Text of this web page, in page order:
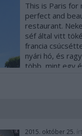
This is Paris for
perfect and
restaurant.
séf által vitt
francia
nyári hó, és
több, mint egy
2015. október 25.